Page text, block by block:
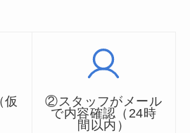
仮
②スタッフがメール
で内容確認（24時
間以内）